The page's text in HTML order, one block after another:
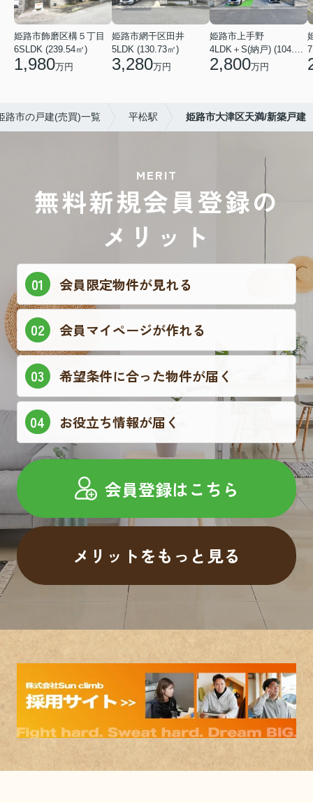
姫路市飾磨区構５丁目
6SLDK (239.54㎡)
1,980万円
姫路市網干区田井
5LDK (130.73㎡)
3,280万円
姫路市上手野
2,800万円
路市の戸建(売買)一覧 平松駅 姫路市大津区天満/新築戸建
MERIT
無料新規会員登録の
メリット
会員限定物件が見れる
会員マイページが作れる
希望条件に合った物件が届く
お役立ち情報が届く
会員登録はこちら
メリットをもっと見る